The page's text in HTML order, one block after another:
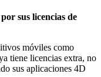
sus licencias de
móviles como
tiene licencias extra, no
sus aplicaciones 4D